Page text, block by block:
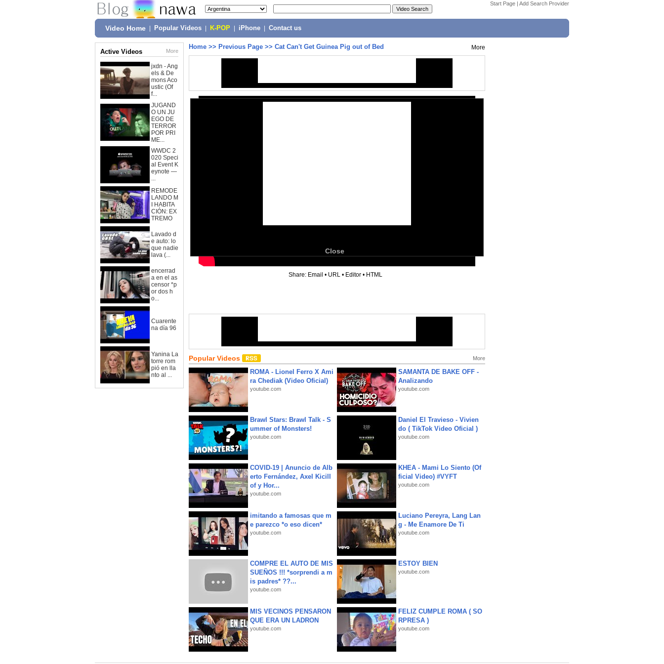
Start Page | Add Search Provider
Video Home Popular Videos K-POP iPhone Contact us
Active Videos More
jxdn - Ang
els & De
mons Aco
ustic (Of
f...
JUGAND
O UN JU
EGO DE
TERROR
POR PRI
ME...
WWDC 2
020 Speci
al Event K
eynote —
...
REMODE
LANDO M
I HABITA
CIÓN: EX
TREMO
Lavado d
e auto: lo
que nadie
lava (...
encerrad
a en el as
censor *p
or dos h
o...
Cuarente
na día 96
Yanina La
torre rom
pió en lla
nto al ...
Home >> Previous Page >> Cat Can't Get Guinea Pig out of Bed More
Close
Share: Email • URL • Editor • HTML
Popular Videos More
ROMA - Lionel Ferro X Ami
ra Chediak (Video Oficial)
youtube.com
SAMANTA DE BAKE OFF -
Analizando
youtube.com
Brawl Stars: Brawl Talk - S
ummer of Monsters!
youtube.com
Daniel El Travieso - Vivien
do ( TikTok Video Oficial )
youtube.com
COVID-19 | Anuncio de Alb
erto Fernández, Axel Kicill
of y Hor...
youtube.com
KHEA - Mami Lo Siento (Of
ficial Video) #VYFT
youtube.com
imitando a famosas que m
e parezco *o eso dicen*
youtube.com
Luciano Pereyra, Lang Lan
g - Me Enamore De Ti
youtube.com
COMPRE EL AUTO DE MIS
SUEÑOS !!! *sorprendi a m
is padres* ??...
youtube.com
ESTOY BIEN
youtube.com
MIS VECINOS PENSARON
QUE ERA UN LADRON
youtube.com
FELIZ CUMPLE ROMA ( SO
RPRESA )
youtube.com